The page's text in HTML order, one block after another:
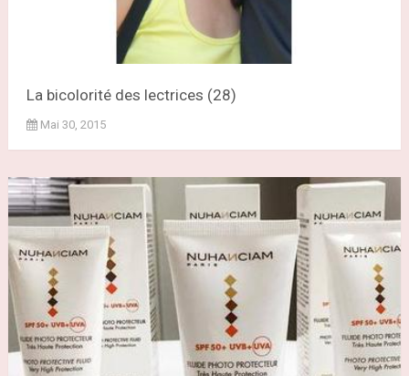
La bicolorité des lectrices (28)
Mai 30, 2015